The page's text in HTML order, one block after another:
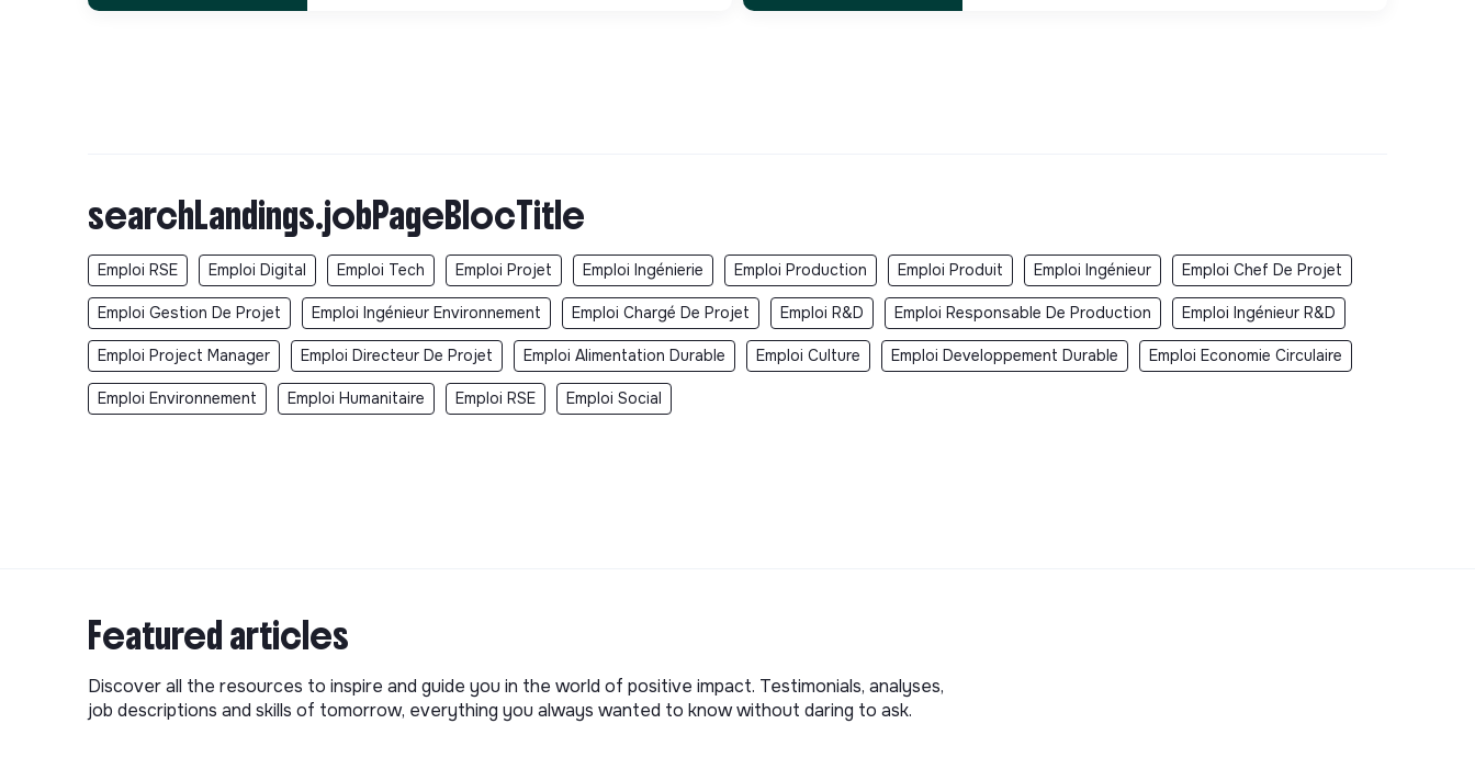
searchLandings.jobPageBlocTitle
Emploi RSE Emploi Digital Emploi Tech Emploi Projet Emploi Ingénierie Emploi Production Emploi Produit Emploi Ingénieur Emploi Chef De Projet
Emploi Gestion De Projet Emploi Ingénieur Environnement Emploi Chargé De Projet Emploi R&D Emploi Responsable De Production Emploi Ingénieur R&D
Emploi Project Manager Emploi Directeur De Projet Emploi Alimentation Durable Emploi Culture Emploi Developpement Durable Emploi Economie Circulaire
Emploi Environnement Emploi Humanitaire Emploi RSE Emploi Social
Featured articles
Discover all the resources to inspire and guide you in the world of positive impact. Testimonials, analyses,
job descriptions and skills of tomorrow, everything you always wanted to know without daring to ask.